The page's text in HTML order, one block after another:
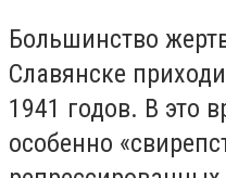
Большинство
Славянске
1941 годов. В это
особенно